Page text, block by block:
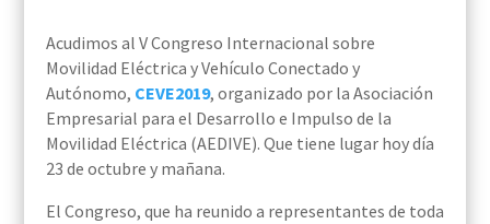
Acudimos al V Congreso Internacional sobre
Movilidad Eléctrica y Vehículo Conectado y
Autónomo, CEVE2019, organizado por la Asociación
Empresarial para el Desarrollo e Impulso de la
Movilidad Eléctrica (AEDIVE). Que tiene lugar hoy día
23 de octubre y mañana.
El Congreso, que ha reunido a representantes de toda